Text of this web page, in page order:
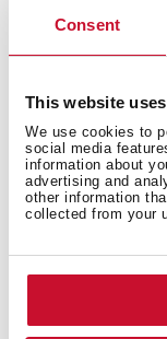
Consent
This website
We use cookies to
social media
information about
advertising and
other information
collected from your
Medidas
Características